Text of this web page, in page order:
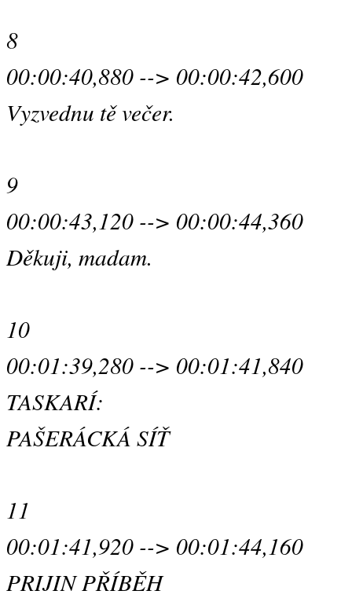
8
00:00:40,880 --> 00:00:42,600
Vyzvednu tě večer.
9
00:00:43,120 --> 00:00:44,360
Děkuji, madam.
10
00:01:39,280 --> 00:01:41,840
TASKARÍ:
PAŠERÁCKÁ SÍŤ
11
00:01:41,920 --> 00:01:44,160
PRIJIN PŘÍBĚH